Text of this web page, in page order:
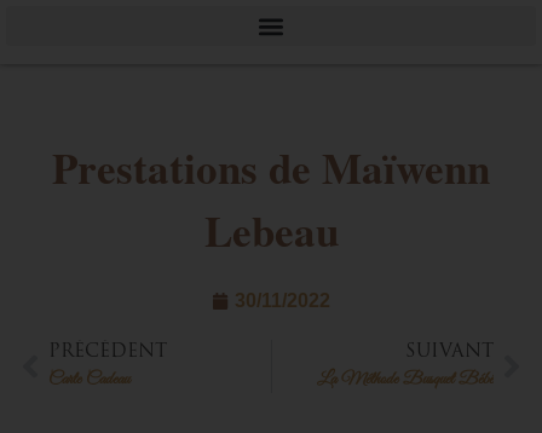
Prestations de Maïwenn
Lebeau
30/11/2022
PRÉCÉDENT
Carte Cadeau
SUIVANT
La Méthode Busquet Bébé